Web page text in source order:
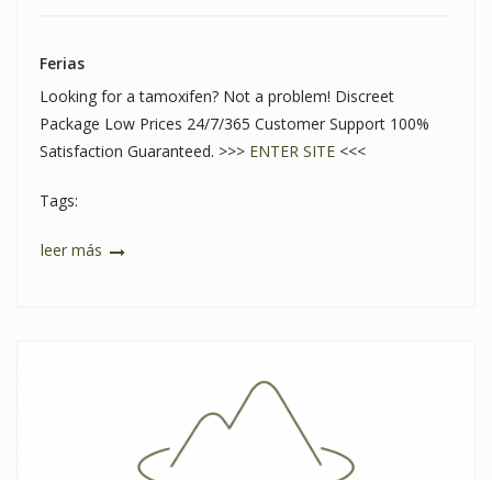
Ferias
Looking for a tamoxifen? Not a problem! Discreet
Package Low Prices 24/7/365 Customer Support 100%
Satisfaction Guaranteed. >>> ENTER SITE <<<
Tags:
leer más